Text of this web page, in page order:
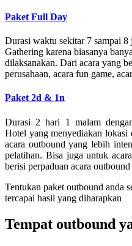
Paket Full Day
Durasi waktu sekitar 7 sampai
Gathering karena biasanya
dilaksanakan. Dari acara yang
perusahaan, acara fun game,
Paket 2d & 1n
Durasi 2 hari 1 malam
Hotel yang menyediakan
acara outbound yang lebih
pelatihan. Bisa juga untuk
berisi perpaduan acara
Tentukan paket outbound anda
tercapai hasil yang diharapkan
Tempat outbound